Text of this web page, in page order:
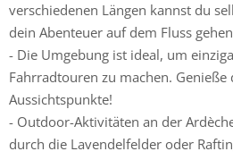
verschiedenen Längen kannst du
dein Abenteuer auf dem Fluss
- Die Umgebung ist ideal, um
Fahrradtouren zu machen.
Aussichtspunkte!
- Outdoor-Aktivitäten an der
durch die Lavendelfelder oder